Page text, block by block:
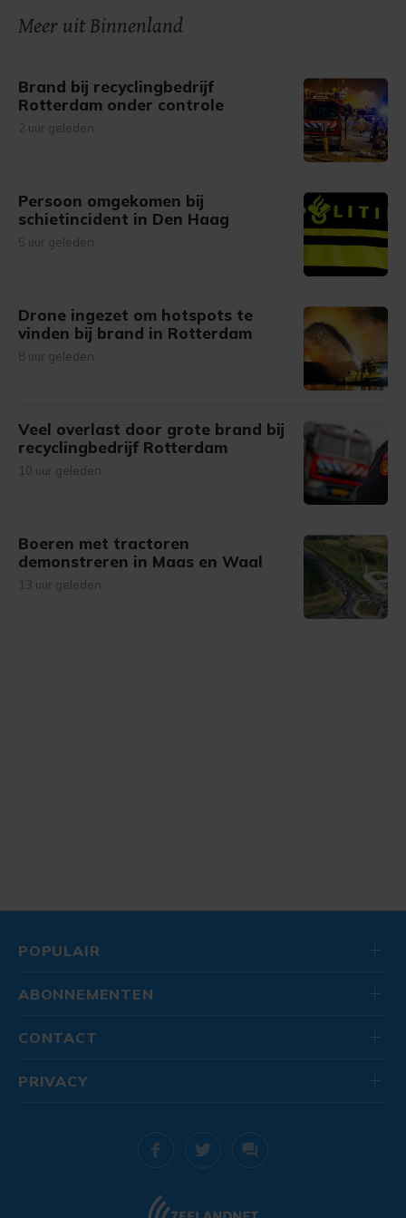
gemaakte keuze altijd wijzigen of intrekken.
Meer uit Binnenland
Brand bij recyclingbedrijf
Rotterdam onder controle
2 uur geleden
Persoon omgekomen bij
schietincident in Den Haag
5 uur geleden
Drone ingezet om hotspots te
vinden bij brand in Rotterdam
8 uur geleden
Veel overlast door grote brand bij
recyclingbedrijf Rotterdam
10 uur geleden
Boeren met tractoren
demonstreren in Maas en Waal
13 uur geleden
POPULAIR
ABONNEMENTEN
CONTACT
PRIVACY